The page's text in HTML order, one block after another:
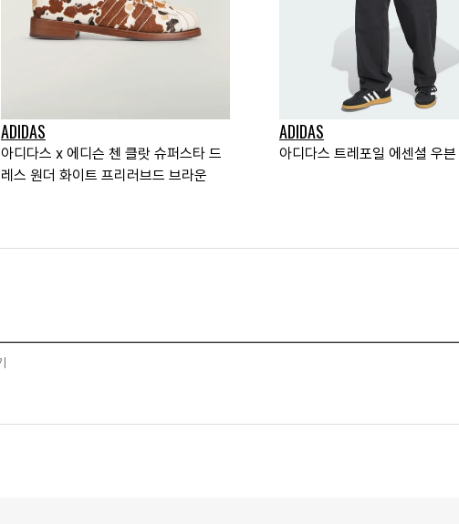
ADIDAS
아디다스 x 에디슨 첸 클랏 슈퍼스타 드
레스 원더 화이트 프리러브드 브라운
ADIDAS
아디다스 트레포일 에센셜 우